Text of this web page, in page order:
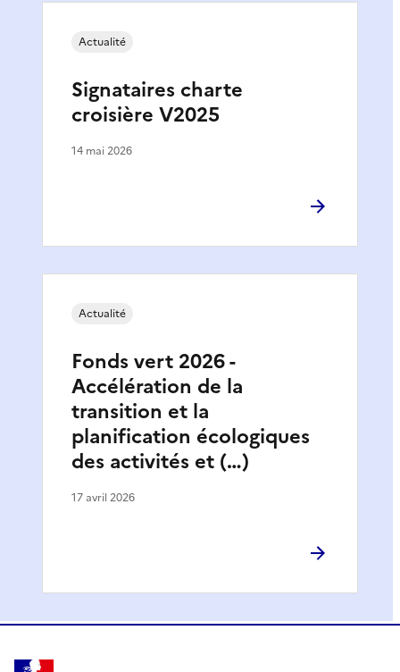
Signataires charte
croisière V2025
Actualité
14 mai 2026
Fonds vert 2026 -
Accélération de la
transition et la
planification écologiques
des activités et (…)
Actualité
17 avril 2026